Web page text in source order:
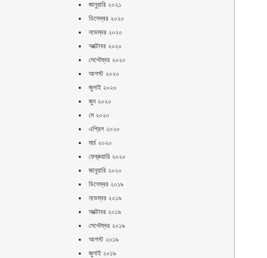
জানুয়ারি ২০২১
ডিসেম্বর ২০২০
নভেম্বর ২০২০
অক্টোবর ২০২০
সেপ্টেম্বর ২০২০
আগস্ট ২০২০
জুলাই ২০২০
জুন ২০২০
মে ২০২০
এপ্রিল ২০২০
মার্চ ২০২০
ফেব্রুয়ারি ২০২০
জানুয়ারি ২০২০
ডিসেম্বর ২০১৯
নভেম্বর ২০১৯
অক্টোবর ২০১৯
সেপ্টেম্বর ২০১৯
আগস্ট ২০১৯
জুলাই ২০১৯